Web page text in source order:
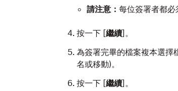
請注意： 每位簽署者都必
按一下 [繼續]。
為簽署完畢的檔案複本選擇
名或移動)。
按一下 [繼續]。